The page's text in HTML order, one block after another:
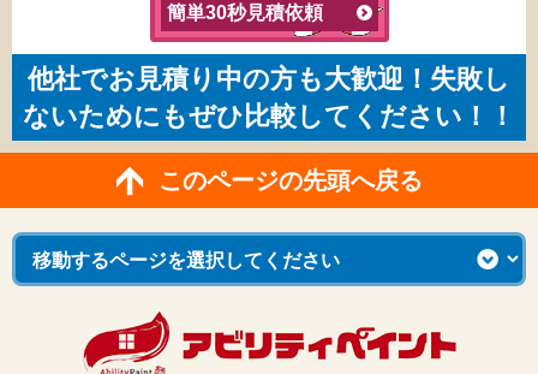
簡単30秒見積依頼
他社でお見積り中の方も大歓迎！失敗し
ないためにもぜひ比較してください！！
このページの先頭へ戻る